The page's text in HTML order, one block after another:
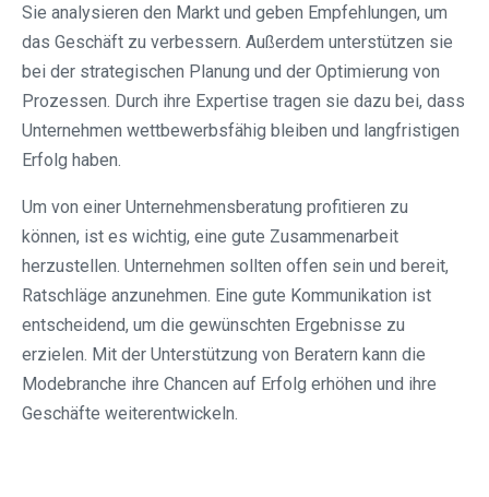
Sie analysieren den Markt und geben Empfehlungen, um
das Geschäft zu verbessern. Außerdem unterstützen sie
bei der strategischen Planung und der Optimierung von
Prozessen. Durch ihre Expertise tragen sie dazu bei, dass
Unternehmen wettbewerbsfähig bleiben und langfristigen
Erfolg haben.
Um von einer Unternehmensberatung profitieren zu
können, ist es wichtig, eine gute Zusammenarbeit
herzustellen. Unternehmen sollten offen sein und bereit,
Ratschläge anzunehmen. Eine gute Kommunikation ist
entscheidend, um die gewünschten Ergebnisse zu
erzielen. Mit der Unterstützung von Beratern kann die
Modebranche ihre Chancen auf Erfolg erhöhen und ihre
Geschäfte weiterentwickeln.